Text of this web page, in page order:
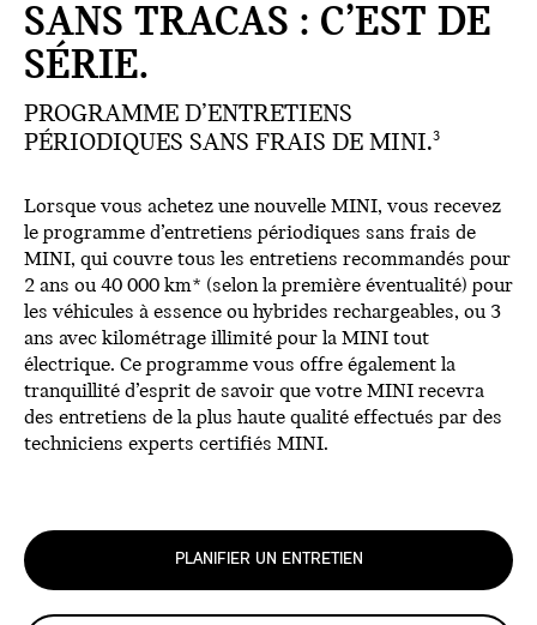
SANS TRACAS : C’EST DE
SÉRIE.
PROGRAMME D’ENTRETIENS
PÉRIODIQUES SANS FRAIS DE MINI.3
Lorsque vous achetez une nouvelle MINI, vous recevez
le programme d’entretiens périodiques sans frais de
MINI, qui couvre tous les entretiens recommandés pour
2 ans ou 40 000 km* (selon la première éventualité) pour
les véhicules à essence ou hybrides rechargeables, ou 3
ans avec kilométrage illimité pour la MINI tout
électrique. Ce programme vous offre également la
tranquillité d’esprit de savoir que votre MINI recevra
des entretiens de la plus haute qualité effectués par des
techniciens experts certifiés MINI.
PLANIFIER UN ENTRETIEN